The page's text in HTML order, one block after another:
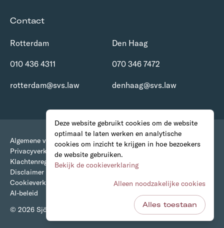
Deze website gebruikt cookies om de website
optimaal te laten werken en analytische
cookies om inzicht te krijgen in hoe bezoekers
de website gebruiken.
Bekijk de cookieverklaring
Alleen noodzakelijke cookies
Alles toestaan
Contact
Rotterdam
010 436 4311
rotterdam@svs.law
Den Haag
070 346 7472
denhaag@svs.law
© 2026 Sjöcrona • van Stigt Advocaten
Algemene voorwaarden
Privacyverklaring
Klachtenregeling
Disclaimer
Cookieverklaring
AI-beleid